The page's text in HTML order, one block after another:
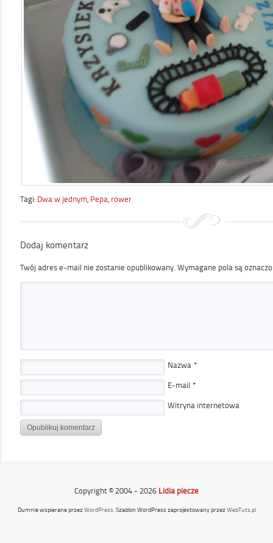
Tagi: Dwa w jednym Pepa rower
Dodaj komentarz
Twój adres e-mail nie zostanie opublikowany. Wymagane pola są
Nazwa *
E-mail *
Witryna internetowa
Copyright © 2004 - 2026 Lidia piecze
Dumnie wspierane przezWordPress. Szablon WordPress zaprojektowany przezWebTuts.pl